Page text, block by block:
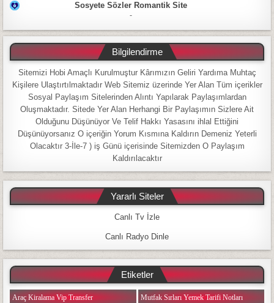
Sosyete Sözler Romantik Site
-
Bilgilendirme
Sitemizi Hobi Amaçlı Kurulmuştur Kârımızın Geliri Yardıma Muhtaç
Kişilere Ulaştırtılmaktadır Web Sitemiz üzerinde Yer Alan Tüm içerikler
Sosyal Paylaşım Sitelerinden Alıntı Yapılarak Paylaşımlardan
Oluşmaktadır. Sitede Yer Alan Herhangi Bir Paylaşımın Sizlere Ait
Olduğunu Düşünüyor Ve Telif Hakkı Yasasını ihlal Ettiğini
Düşünüyorsanız O içeriğin Yorum Kısmına Kaldırın Demeniz Yeterli
Olacaktır 3-İle-7 ) iş Günü içerisinde Sitemizden O Paylaşım
Kaldırılacaktır
Yararlı Siteler
Canlı Tv İzle
Canlı Radyo Dinle
Etiketler
Araç Kiralama Vip Transfer Mutfak Sırları Yemek Tarifi Notları